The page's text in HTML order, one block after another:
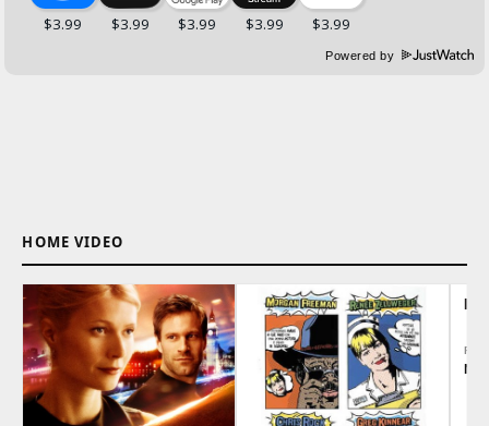
Powered by
HOME VIDEO
IL